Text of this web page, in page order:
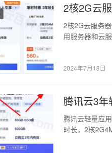
2核2G云
2核2G云服务
用服务器和云
2024年7月18日
腾讯云3
腾讯云轻量应
时长，2核